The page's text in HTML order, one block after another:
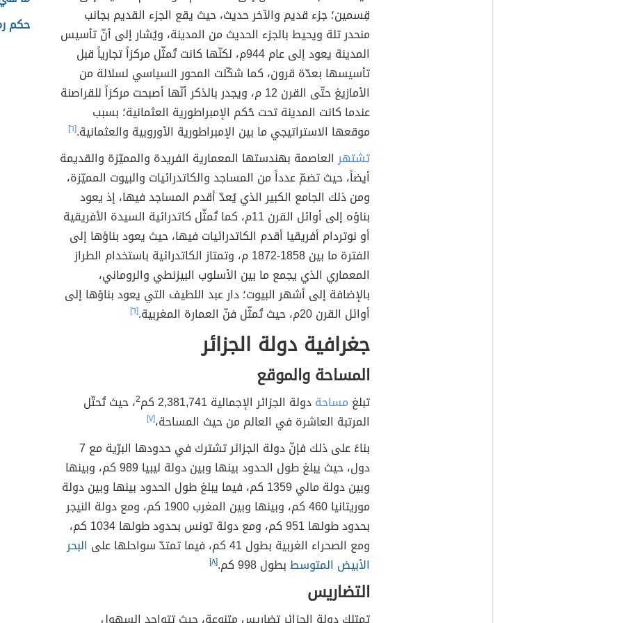
قِسمين؛ جزء قديم والآخر حديث، حيث يقع الجزء القديم بجانب
منحدر تلة ويحيط بالجزء الحديث من المدينة، ويُشار إلى أنّ تأسيس
المدينة يعود إلى عام 944م، لكنّها كانت تُمثّل مركزاً تجارياً قبل
تأسيسها بعدّة قرون، كما شكّلت المحور السياسي لسلالة من
الأمازيغ حتّى القرن 12 م، ويجدر بالذكر أنّها أصبحت مركزاً للقراصنة
عندما كانت المدينة تحت حُكم الإمبراطورية العثمانية؛ بسبب
موقعها الاستراتيجي ما بين الإمبراطورية الأوروبية والعثمانية.[٦]
تشتهرالعاصمة بهندستها المعمارية الفريدة والمميّزة والقديمة
أيضاً، حيث تضمّ عدداً من المساجد والكاتدرائيات والبيوت المميّزة،
ومن ذلك الجامع الكبير الذي يُعدّ أقدم المساجد فيها، إذ يعود
بناؤه إلى أوائل القرن 11م، كما تُمثّل كاتدرائية السيدة الأفريقية
أو نوتردام أفريقيا أقدم الكاتدرائيات فيها، حيث يعود بناؤها إلى
الفترة ما بين 1858-1872 م، وتمتاز الكاتدرائية باستخدام الطراز
المعماري الذي يجمع ما بين الأسلوب البيزنطي والروماني،
بالإضافة إلى أشهر البيوت؛ دار عبد اللطيف التي يعود بناؤها إلى
أوائل القرن 20م، حيث تُمثّل فنّ العمارة المغربية.
[٦]
جغرافية دولة الجزائر
المساحة والموقع
تبلغ مساحةدولة الجزائر الإجمالية 2,381,741 كم 2، حيث تُحتّل
المرتبة العاشرة في العالم من حيث المساحة،[٧]
بناءً على ذلك فإنّ دولة الجزائر تشترك في حدودها البرّية مع 7
دول، حيث يبلغ طول الحدود بينها وبين دولة ليبيا 989 كم، وبينها
وبين دولة مالي 1359 كم، فيما يبلغ طول الحدود بينها وبين دولة
موريتانيا 460 كم، وبينها وبين المغرب 1900 كم، ومع دولة النيجر
بحدود طولها 951 كم، ومع دولة تونس بحدود طولها 1034 كم،
ومع الصحراء الغربية بطول 41 كم، فيما تمتدّ سواحلها على
البحر
الأبيض المتوسطبطول 998 كم. [٨]
التضاريس
حكم